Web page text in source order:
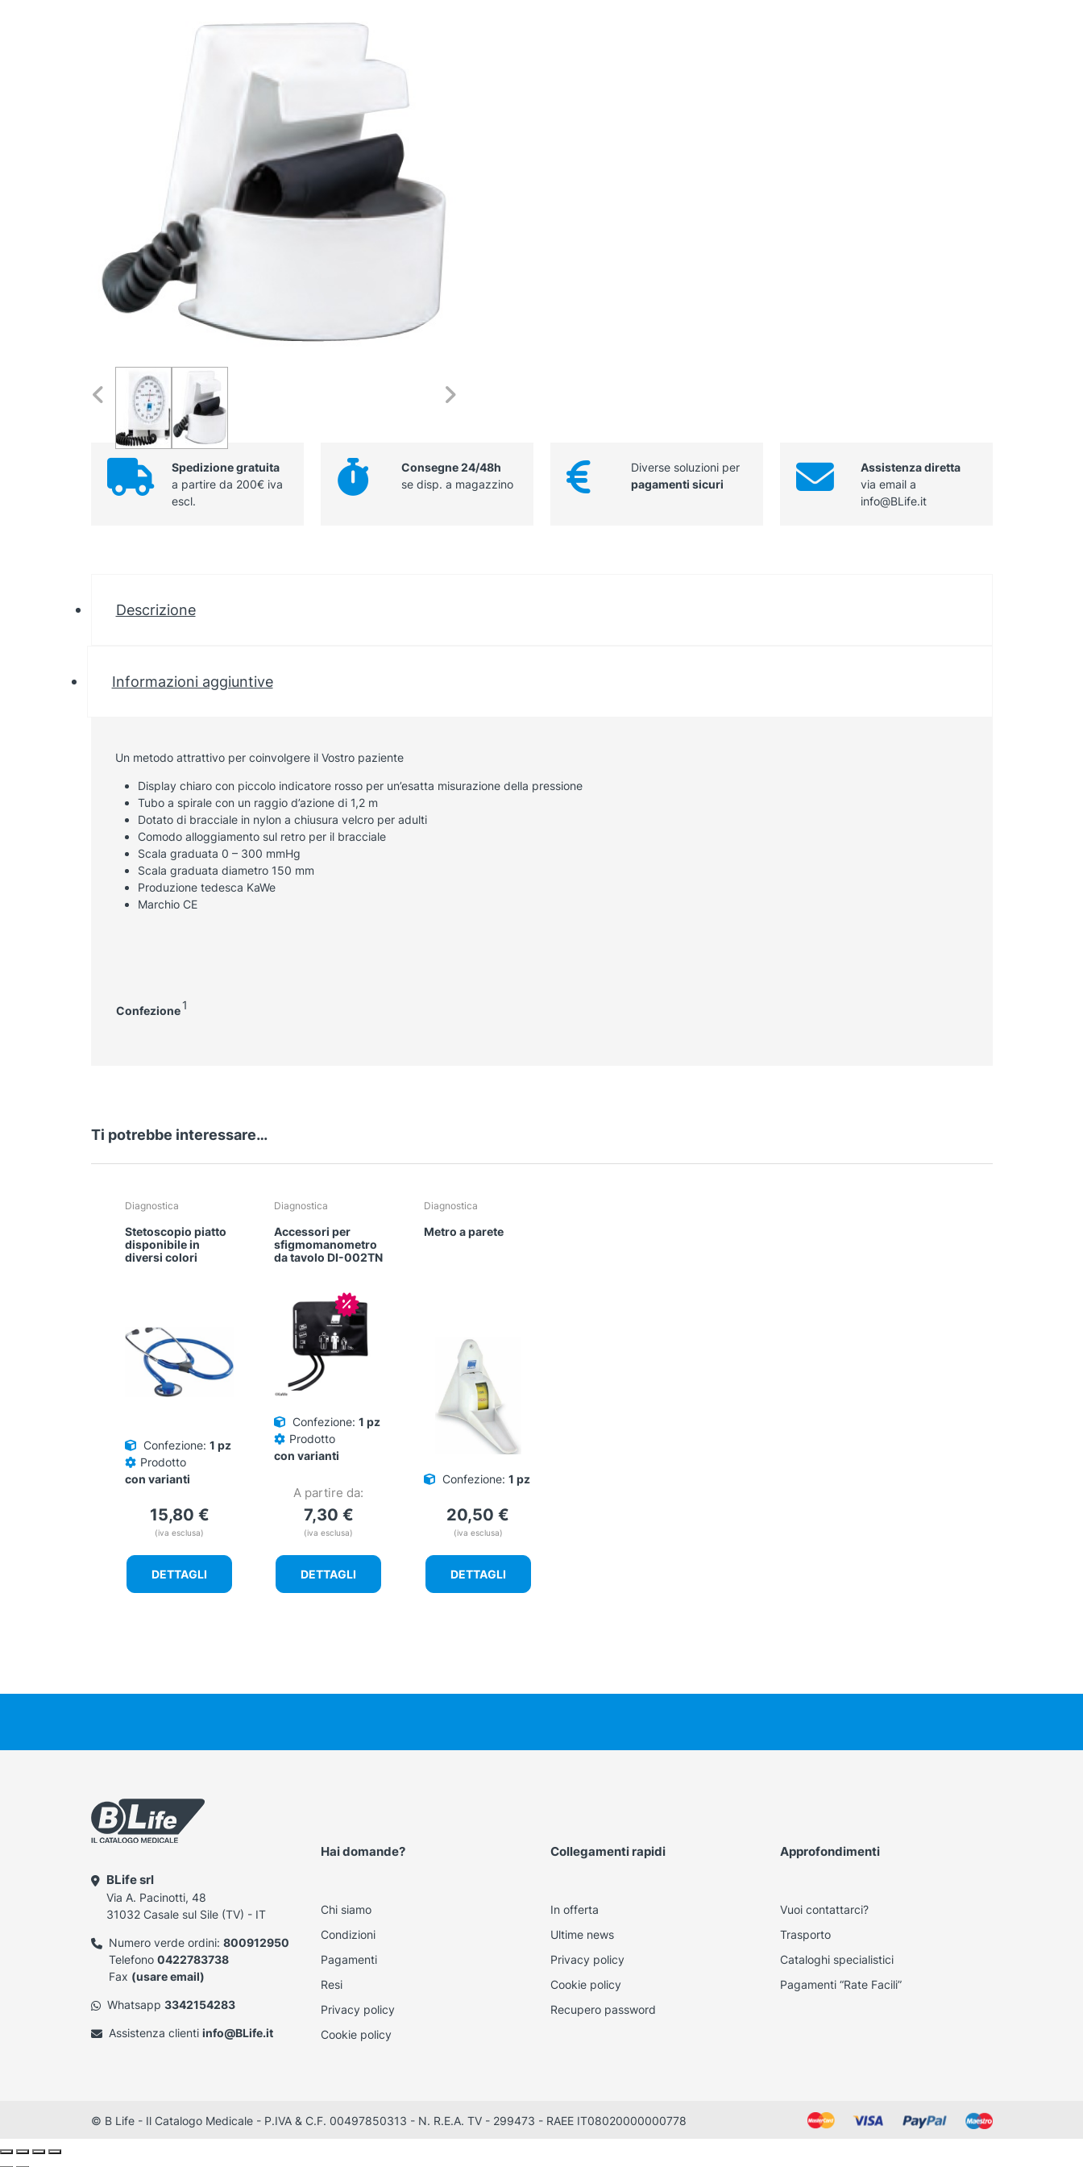
Spedizione gratuita
a partire da 200€ iva
escl.
Consegne 24/48h
se disp. a magazzino
Diverse soluzioni per
pagamenti sicuri
Assistenza diretta
via email a
info@BLife.it
Descrizione
Informazioni aggiuntive
Un metodo attrattivo per coinvolgere il Vostro paziente
Display chiaro con piccolo indicatore rosso per un’esatta misurazione della pressione
Tubo a spirale con un raggio d’azione di 1,2 m
Dotato di bracciale in nylon a chiusura velcro per adulti
Comodo alloggiamento sul retro per il bracciale
Scala graduata 0 – 300 mmHg
Scala graduata diametro 150 mm
Produzione tedesca KaWe
Marchio CE
Confezione 1
Ti potrebbe interessare…
Diagnostica
Stetoscopio piatto
disponibile in
diversi colori
Confezione: 1 pz
Prodotto
con varianti
15,80 €
(iva esclusa)
DETTAGLI
Diagnostica
Accessori per
sfigmomanometro
da tavolo DI-002TN
In offerta!
Confezione: 1 pz
Prodotto
con varianti
A partire da:
7,30 €
(iva esclusa)
DETTAGLI
Diagnostica
Metro a parete
Confezione: 1 pz
20,50€
(iva esclusa)
DETTAGLI
BLife srl
Via A. Pacinotti, 48
31032 Casale sul Sile (TV) - IT
Numero verde ordini: 800912950
Telefono 0422783738
Fax (usare email)
Whatsapp 3342154283
Assistenza clienti info@BLife.it
Hai domande?
Chi siamo
Condizioni
Pagamenti
Resi
Privacy policy
Cookie policy
Collegamenti rapidi
In offerta
Ultime news
Privacy policy
Cookie policy
Recupero password
Approfondimenti
Vuoi contattarci?
Trasporto
Cataloghi specialistici
Pagamenti “Rate Facili”
© B Life - Il Catalogo Medicale - P.IVA & C.F. 00497850313 - N. R.E.A. TV - 299473 - RAEE IT08020000000778